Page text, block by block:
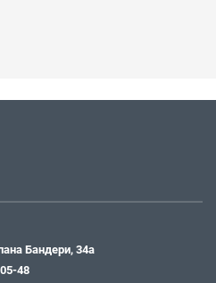
Бандери, 34а
48